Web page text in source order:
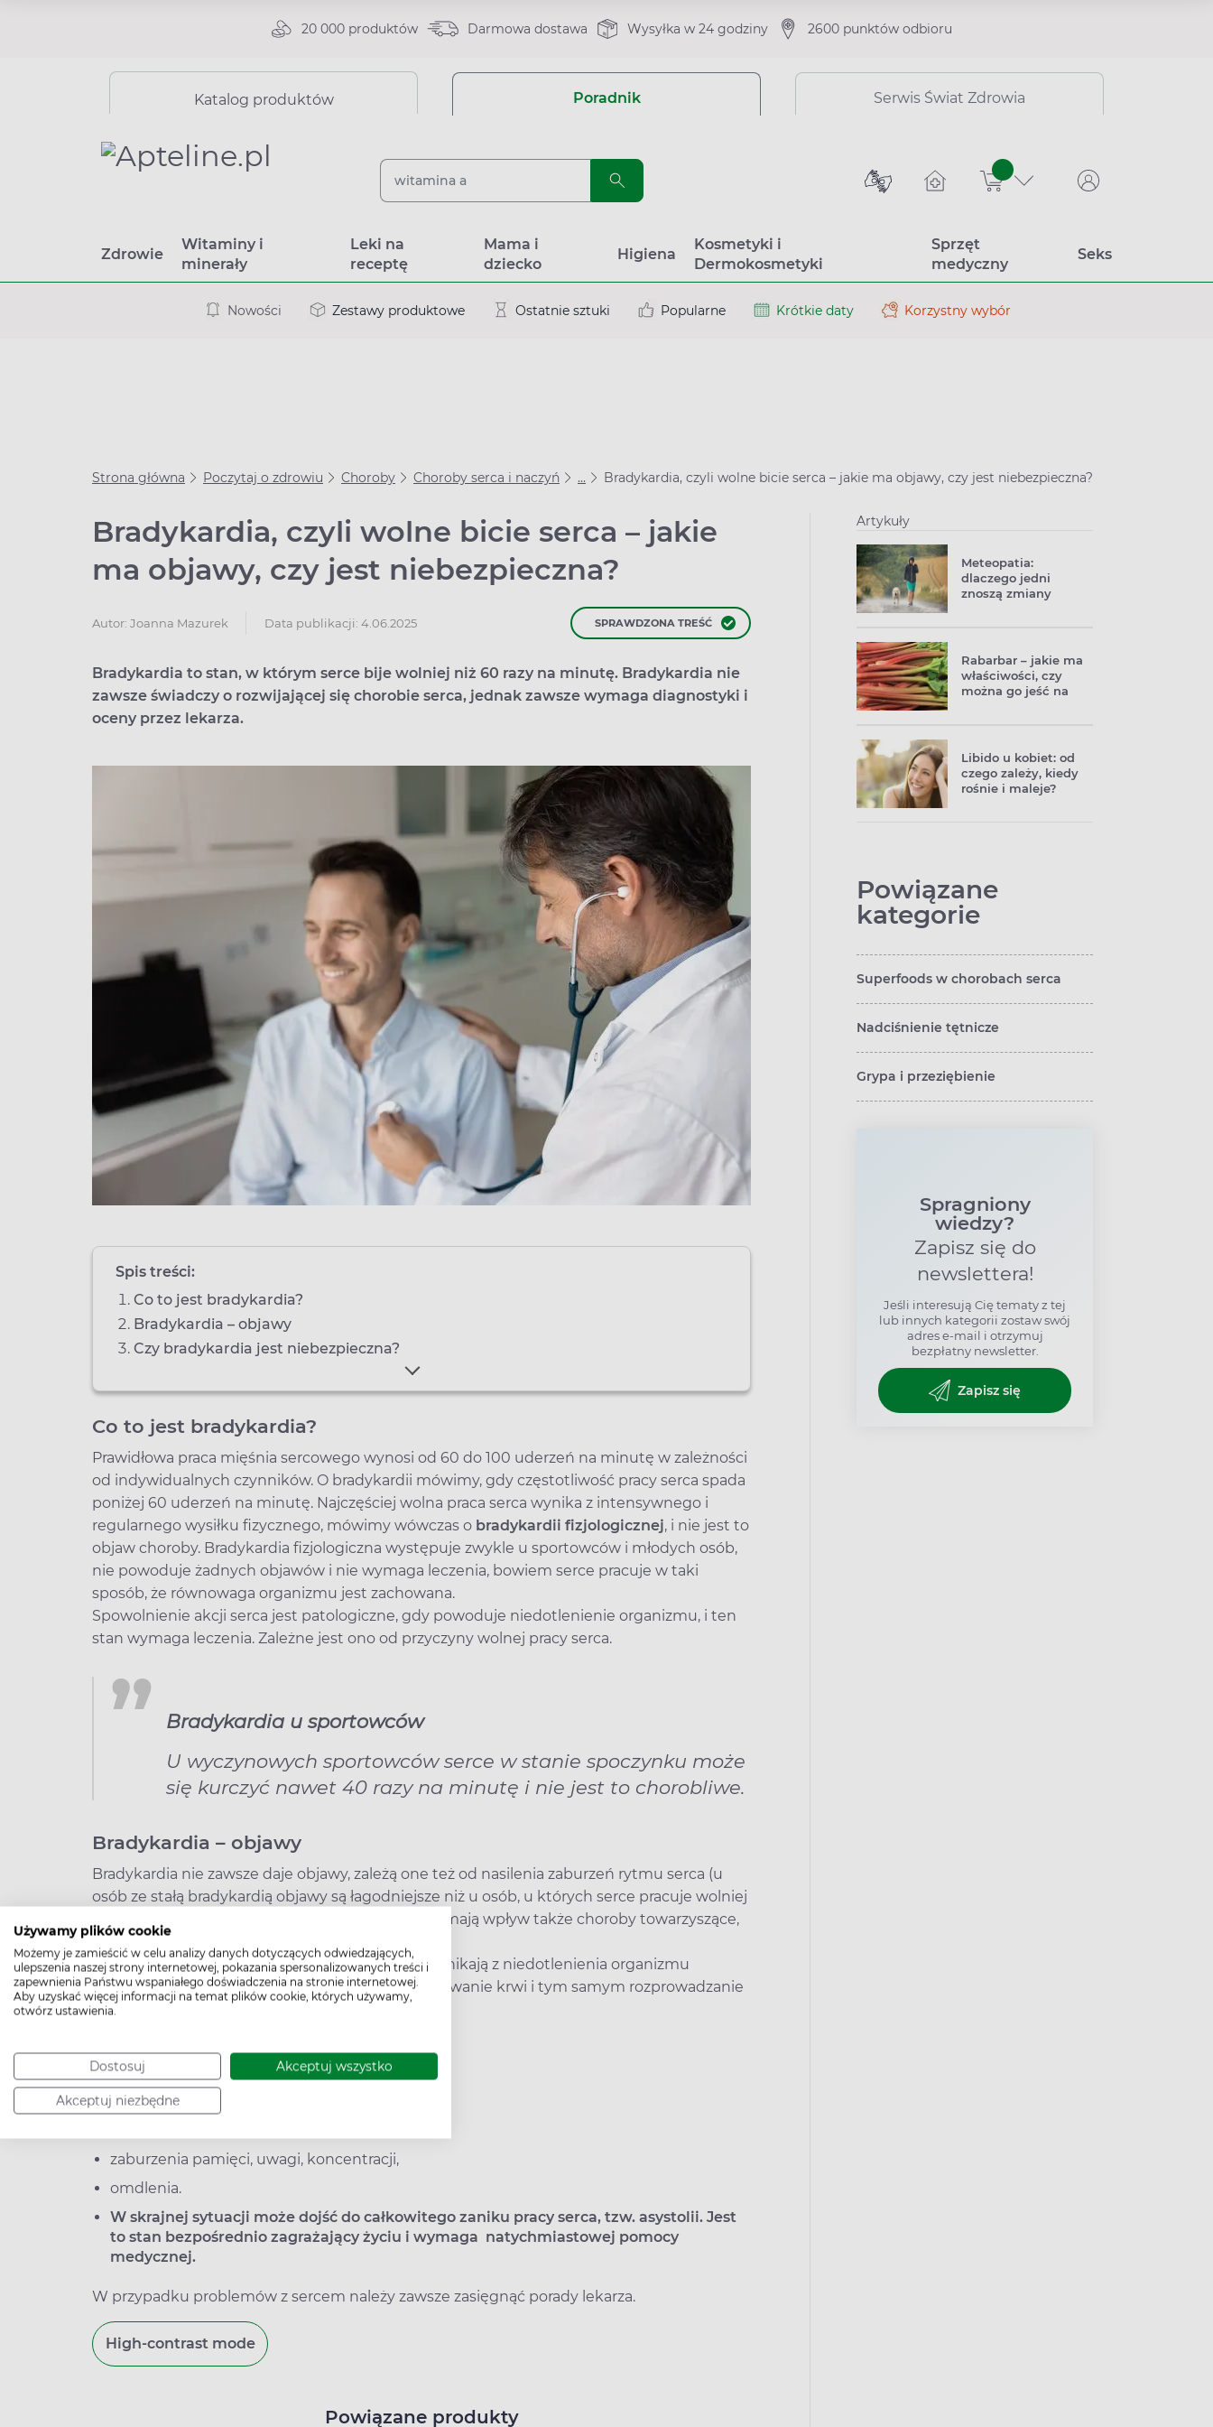
Używamy plików cookie
Możemy je zamieścić w celu analizy danych dotyczących odwiedzających,
ulepszenia naszej strony internetowej, pokazania spersonalizowanych treści i
zapewnienia Państwu wspaniałego doświadczenia na stronie internetowej.
Aby uzyskać więcej informacji na temat plików cookie, których używamy,
otwórz ustawienia.
Dostosuj Akceptuj wszystko
Akceptuj niezbędne
20 000 produktów Darmowa dostawa Wysyłka w 24 godziny 2600 punktów odbioru
Katalog produktów Poradnik Serwis Świat Zdrowia
sztuk
Zdrowie
Witaminy i
minerały
Leki na
receptę
Mama i
dziecko
Higiena
Kosmetyki i
Dermokosmetyki
Sprzęt
medyczny
Seks
Nowości Zestawy produktowe Ostatnie sztuki Popularne Krótkie daty Korzystny wybór
Strona główna Poczytaj o zdrowiu Choroby Choroby serca i naczyń ... Bradykardia, czyli wolne bicie serca – jakie ma objawy, czy jest niebezpieczna?
Bradykardia, czyli wolne bicie serca – jakie
ma objawy, czy jest niebezpieczna?
Autor: Joanna Mazurek Data publikacji: 4.06.2025 SPRAWDZONA TREŚĆ
Bradykardia to stan, w którym serce bije wolniej niż 60 razy na minutę. Bradykardia nie
zawsze świadczy o rozwijającej się chorobie serca, jednak zawsze wymaga diagnostyki i
oceny przez lekarza.
Spis treści:
Co to jest bradykardia?
Bradykardia – objawy
Czy bradykardia jest niebezpieczna?
Co to jest bradykardia?
Prawidłowa praca mięśnia sercowego wynosi od 60 do 100 uderzeń na minutę w zależności
od indywidualnych czynników. O bradykardii mówimy, gdy częstotliwość pracy serca spada
poniżej 60 uderzeń na minutę. Najczęściej wolna praca serca wynika z intensywnego i
regularnego wysiłku fizycznego, mówimy wówczas o bradykardii fizjologicznej, i nie jest to
objaw choroby. Bradykardia fizjologiczna występuje zwykle u sportowców i młodych osób,
nie powoduje żadnych objawów i nie wymaga leczenia, bowiem serce pracuje w taki
sposób, że równowaga organizmu jest zachowana.
Spowolnienie akcji serca jest patologiczne, gdy powoduje niedotlenienie organizmu, i ten
stan wymaga leczenia. Zależne jest ono od przyczyny wolnej pracy serca.
Bradykardia u sportowców
U wyczynowych sportowców serce w stanie spoczynku może
się kurczyć nawet 40 razy na minutę i nie jest to chorobliwe.
Bradykardia – objawy
Bradykardia nie zawsze daje objawy, zależą one też od nasilenia zaburzeń rytmu serca (u
osób ze stałą bradykardią objawy są łagodniejsze niż u osób, u których serce pracuje wolniej
tylko czasami). Na nasilenie objawów bradykardii mają wpływ także choroby towarzyszące,
w szczególności kardiologiczne.
Najczęściej występujące objawy bradykardiiwynikają z niedotlenienia organizmu
(wolniejsza akcja serca oznacza wolniejsze pompowanie krwi i tym samym rozprowadzanie
tlenu), są to:
zawroty głowy,
niska tolerancja wysiłku,
zaburzenia pamięci, uwagi, koncentracji,
omdlenia.
W skrajnej sytuacji może dojść do całkowitego zaniku pracy serca, tzw. asystolii. Jest
to stan bezpośrednio zagrażający życiu i wymaga natychmiastowej pomocy
medycznej.
W przypadku problemów z sercem należy zawsze zasięgnąć porady lekarza.
High-contrast mode
Powiązane produkty
Artykuły
Meteopatia:
dlaczego jedni
znoszą zmiany
Rabarbar – jakie ma
właściwości, czy
można go jeść na
Libido u kobiet: od
czego zależy, kiedy
rośnie i maleje?
Powiązane
kategorie
Superfoods w chorobach serca
Nadciśnienie tętnicze
Grypa i przeziębienie
Spragniony
wiedzy?
Zapisz się do
newslettera!
Jeśli interesują Cię tematy z tej
lub innych kategorii zostaw swój
adres e-mail i otrzymuj
bezpłatny newsletter.
Zapisz się